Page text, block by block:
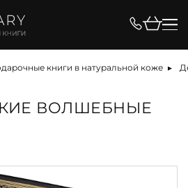
книги в натуральной коже
ВОЛШЕБНЫЕ